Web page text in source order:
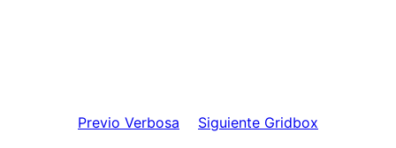
Previo Verbosa Siguiente Gridbox